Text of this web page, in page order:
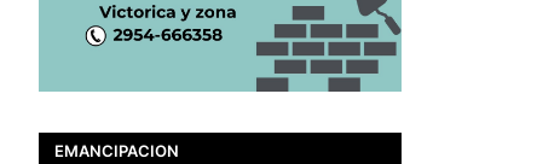
EMANCIPACION